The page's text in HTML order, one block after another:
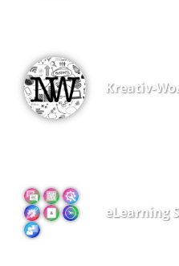
Kreativ-
eLearning